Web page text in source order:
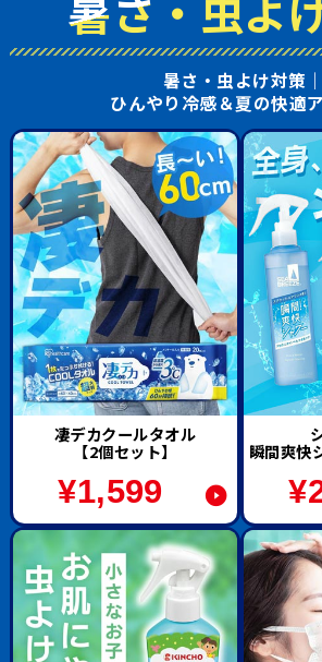
暑さ・虫よけ対策｜
ひんやり冷感＆夏の快適
凄デカクールタオル
【2個セット】
¥1,599
瞬間爽快
¥